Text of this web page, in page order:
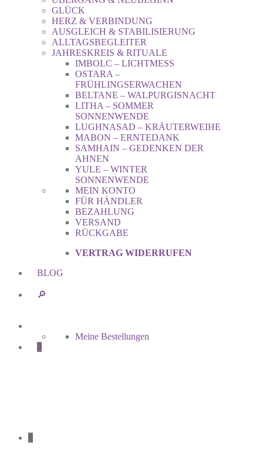
GLÜCK
HERZ & VERBINDUNG
AUSGLEICH & STABILISIERUNG
ALLTAGSBEGLEITER
JAHRESKREIS & RITUALE
IMBOLC – LICHTMESS
OSTARA –
FRÜHLINGSERWACHEN
BELTANE – WALPURGISNACHT
LITHA – SOMMER
SONNENWENDE
LUGHNASAD – KRÄUTERWEIHE
MABON – ERNTEDANK
SAMHAIN – GEDENKEN DER
AHNEN
YULE – WINTER
SONNENWENDE
MEIN KONTO
FÜR HÄNDLER
BEZAHLUNG
VERSAND
RÜCKGABE
VERTRAG WIDERRUFEN
BLOG
🔎︎
Meine Bestellungen
0
0